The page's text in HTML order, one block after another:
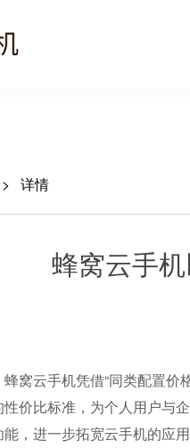
> 详情
蜂窝云手
窝云手机凭借“同类配置价
价比标准，为个人用户与
，进一步拓宽云手机的应用